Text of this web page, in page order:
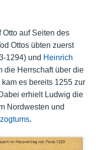
auf Seiten des
Ottos übten zuerst
1294) und Heinrich
die Herrschaft über die
es bereits 1255 zur
erhielt Ludwig die
Nordwesten und
.